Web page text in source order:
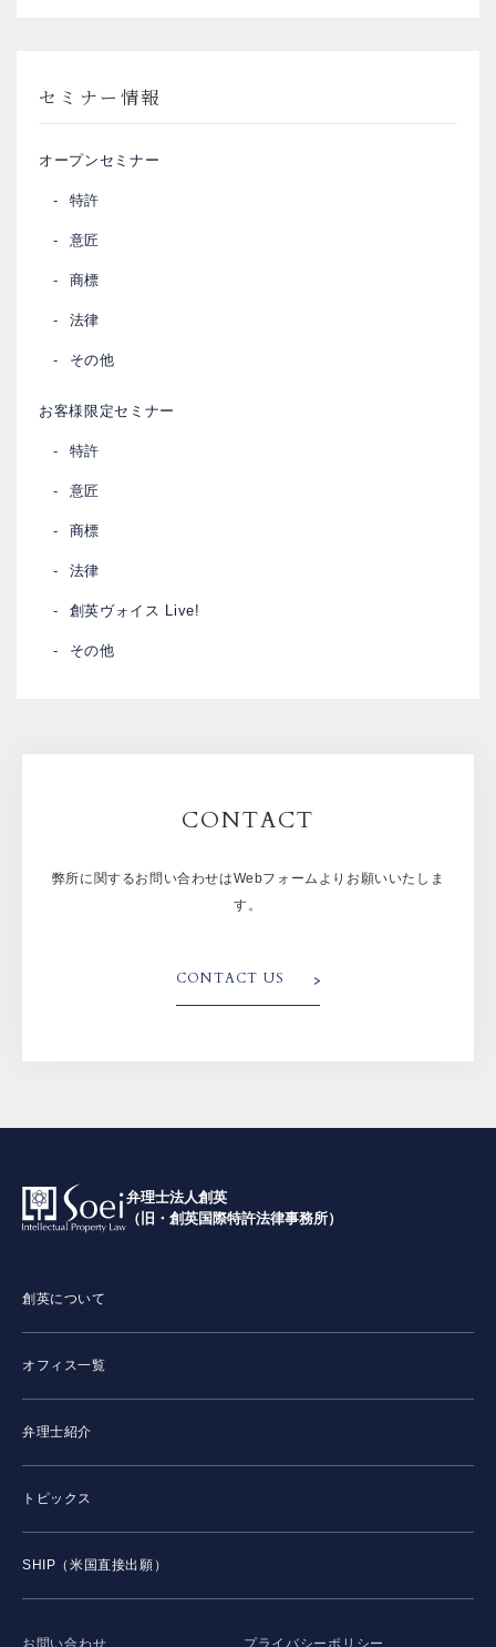
セミナー情報
オープンセミナー
特許
意匠
商標
法律
その他
お客様限定セミナー
特許
意匠
商標
法律
創英ヴォイス Live!
その他
CONTACT
弊所に関するお問い合わせはWebフォームよりお願いいたしま
す。
CONTACT US
弁理士法人創英
（旧・創英国際特許法律事務所）
創英について
オフィス一覧
弁理士紹介
トピックス
SHIP（米国直接出願）
お問い合わせ プライバシーポリシー